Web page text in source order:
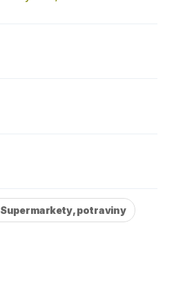
Supermarkety, potraviny